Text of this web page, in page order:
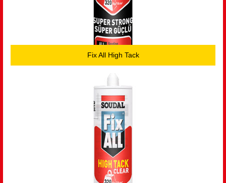
Fix All High Tack